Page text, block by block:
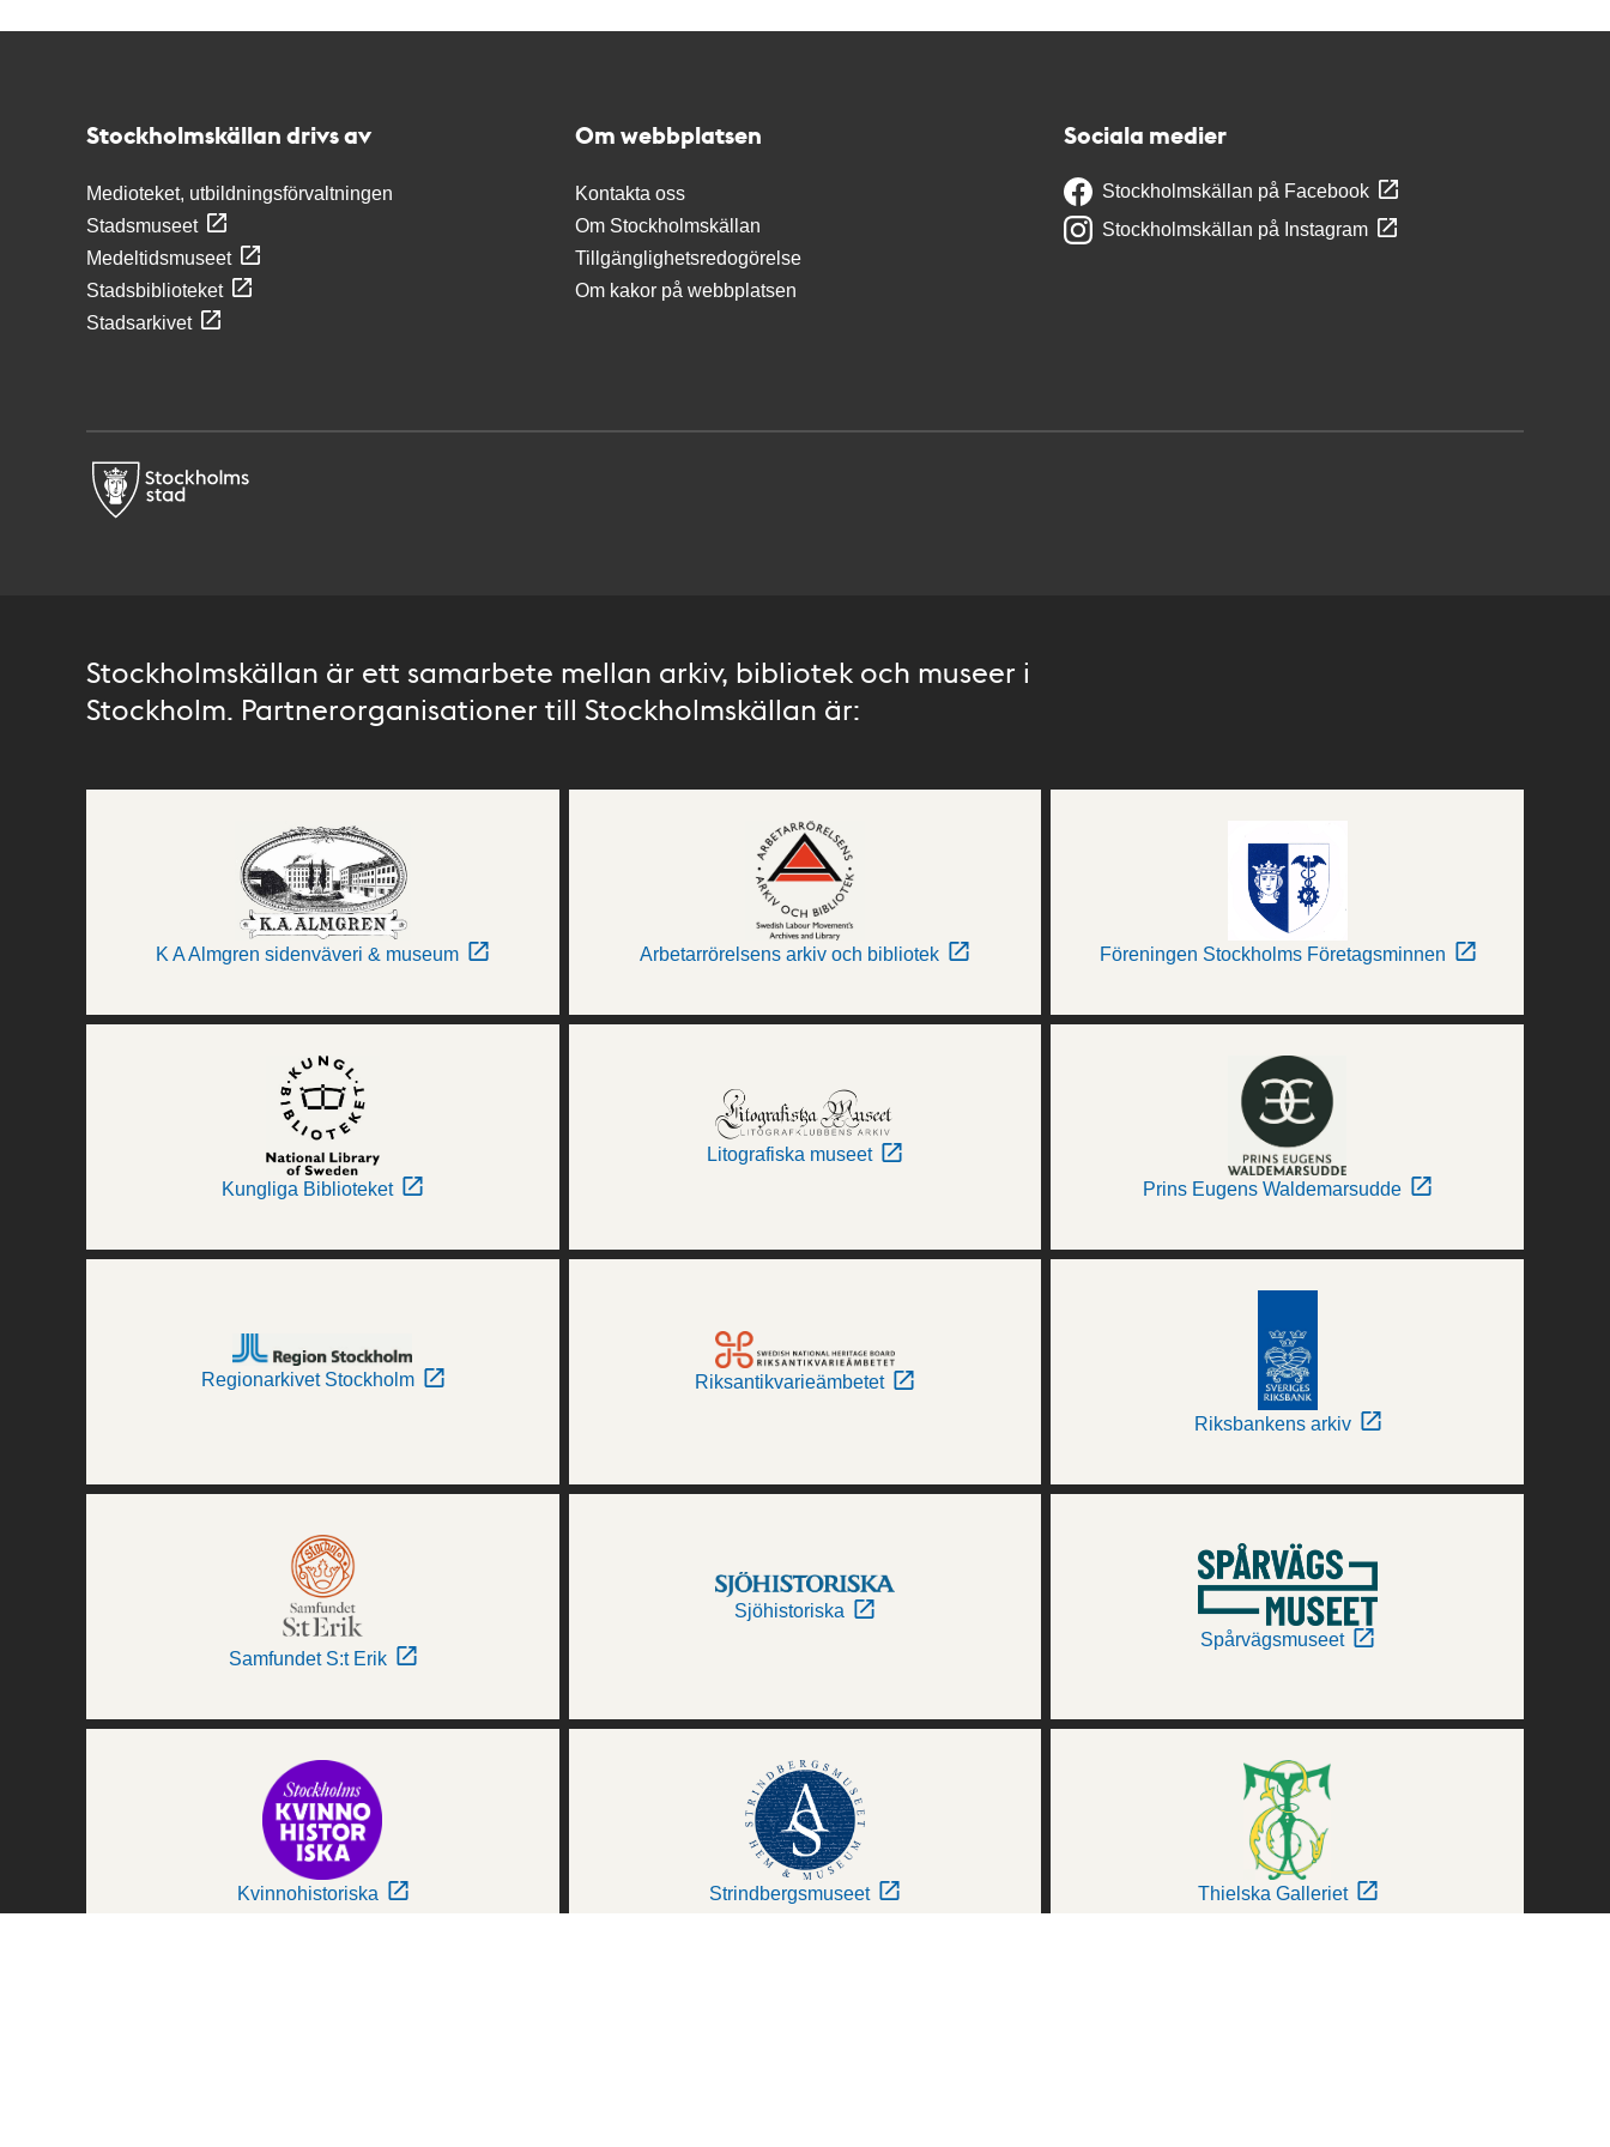
Stockholmskällan drivs av
Medioteket, utbildningsförvaltningen
Stadsmuseet
Medeltidsmuseet
Stadsbiblioteket
Stadsarkivet
Om webbplatsen
Kontakta oss
Om Stockholmskällan
Tillgänglighetsredogörelse
Om kakor på webbplatsen
Sociala medier
Stockholmskällan på Facebook
Stockholmskällan på Instagram
Stockholmskällan är ett samarbete mellan arkiv, bibliotek och museer i
Stockholm. Partnerorganisationer till Stockholmskällan är:
K A Almgren sidenväveri & museum Arbetarrörelsens arkiv och bibliotek Föreningen Stockholms Företagsminnen
Kungliga Biblioteket
Litografiska museet
Prins Eugens Waldemarsudde
Regionarkivet Stockholm Riksantikvarieämbetet
Riksbankens arkiv
Samfundet S:t Erik
Sjöhistoriska
Spårvägsmuseet
Kvinnohistoriska Strindbergsmuseet Thielska Galleriet